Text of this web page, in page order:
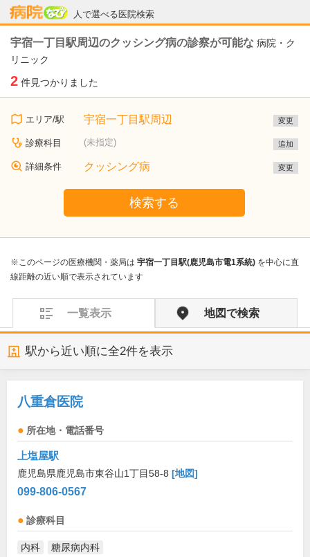
人で選べる医院検索
病院なび
宇宿一丁目駅周辺のクッシング病の診察が可能な 病院・ク
リニック
2 件見つかりました
エリア/駅 宇宿一丁目駅周辺 変更
診療科目 (未指定) 追加
詳細条件 クッシング病 変更
検索する
※このページの医療機関・薬局は 宇宿一丁目駅(鹿児島市電1系統) を中心に直
線距離の近い順で表示されています
一覧表示 地図で検索
駅から近い順に全2件を表示
八重倉医院
所在地・電話番号
上塩屋駅
鹿児島県鹿児島市東谷山1丁目58-8 [地図]
099-806-0567
診療科目
内科 糖尿病内科